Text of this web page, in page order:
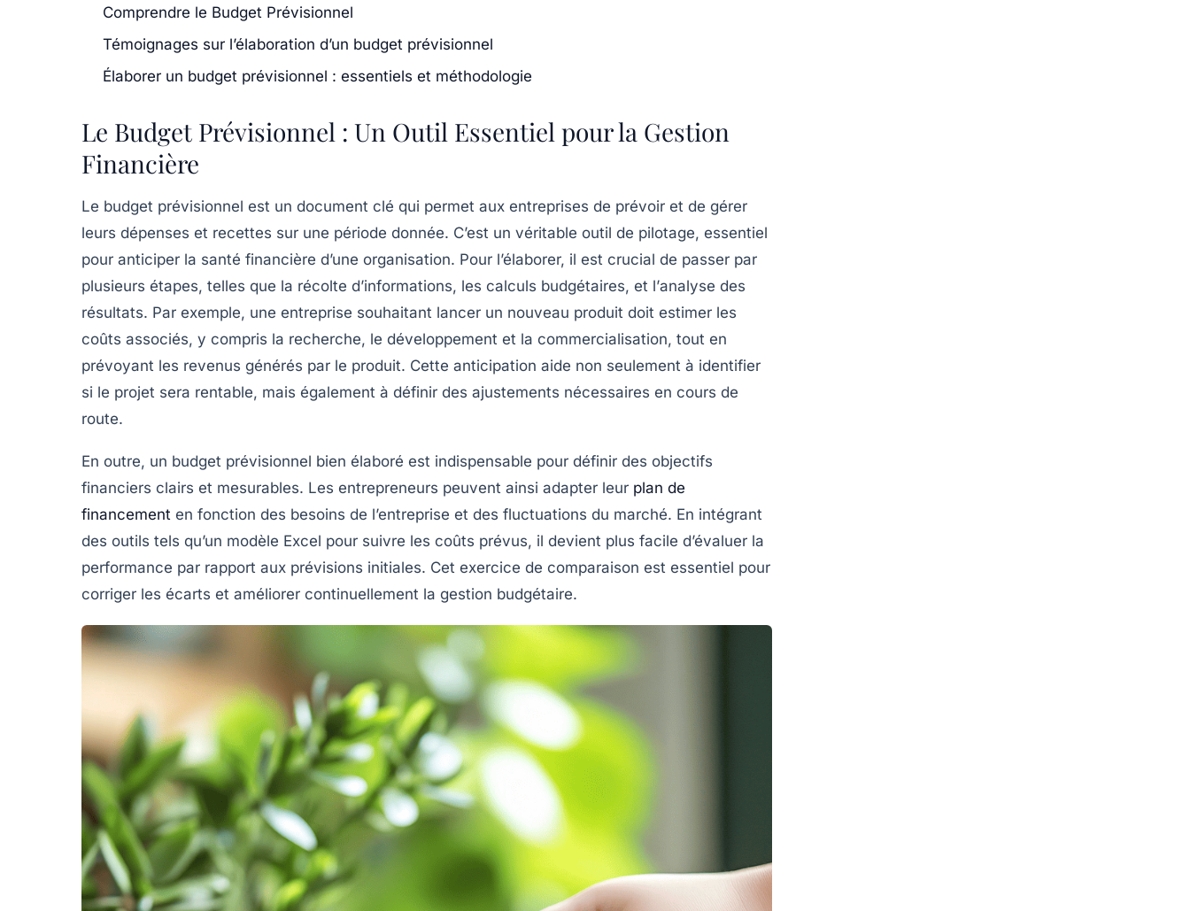
Comprendre le Budget Prévisionnel
Témoignages sur l’élaboration d’un budget prévisionnel
Élaborer un budget prévisionnel : essentiels et méthodologie
Le Budget Prévisionnel : Un Outil Essentiel pour la Gestion
Financière
Le budget prévisionnel est un document clé qui permet aux entreprises de prévoir et de gérer
leurs dépenses et recettes sur une période donnée. C’est un véritable outil de pilotage, essentiel
pour anticiper la santé financière d’une organisation. Pour l’élaborer, il est crucial de passer par
plusieurs étapes, telles que la récolte d’informations, les calculs budgétaires, et l’analyse des
résultats. Par exemple, une entreprise souhaitant lancer un nouveau produit doit estimer les
coûts associés, y compris la recherche, le développement et la commercialisation, tout en
prévoyant les revenus générés par le produit. Cette anticipation aide non seulement à identifier
si le projet sera rentable, mais également à définir des ajustements nécessaires en cours de
route.
En outre, un budget prévisionnel bien élaboré est indispensable pour définir des objectifs
financiers clairs et mesurables. Les entrepreneurs peuvent ainsi adapter leur plan de
financement en fonction des besoins de l’entreprise et des fluctuations du marché. En intégrant
des outils tels qu’un modèle Excel pour suivre les coûts prévus, il devient plus facile d’évaluer la
performance par rapport aux prévisions initiales. Cet exercice de comparaison est essentiel pour
corriger les écarts et améliorer continuellement la gestion budgétaire.